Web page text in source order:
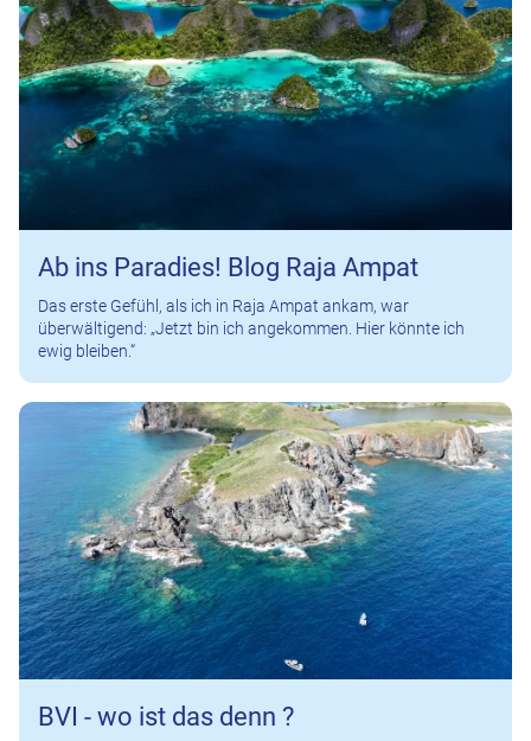
Ab ins Paradies! Blog Raja Ampat
Das erste Gefühl, als ich in Raja Ampat ankam, war
überwältigend: „Jetzt bin ich angekommen. Hier könnte ich
ewig bleiben.“
BVI - wo ist das denn ?